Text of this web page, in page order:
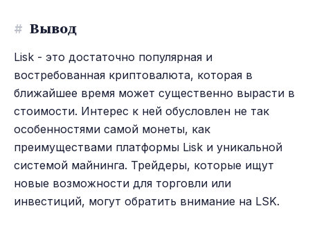
# Вывод
Lisk - это достаточно популярная и
востребованная криптовалюта, которая в
ближайшее время может существенно вырасти в
стоимости. Интерес к ней обусловлен не так
особенностями самой монеты, как
преимуществами платформы Lisk и уникальной
системой майнинга. Трейдеры, которые ищут
новые возможности для торговли или
инвестиций, могут обратить внимание на LSK.